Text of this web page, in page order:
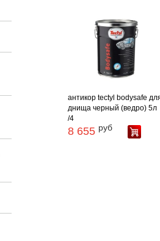
антикор tectyl bodysafe
днища черный (ведро) 5л
/4
8 655 руб